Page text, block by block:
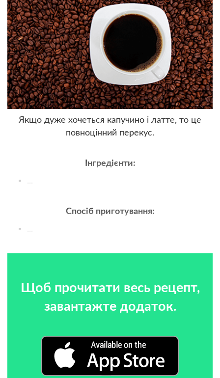
Якщо дуже хочеться капучино і латте, то це
повноцінний перекус.
Інгредієнти:
...
Спосіб приготування:
...
Щоб прочитати весь рецепт,
завантажте додаток.